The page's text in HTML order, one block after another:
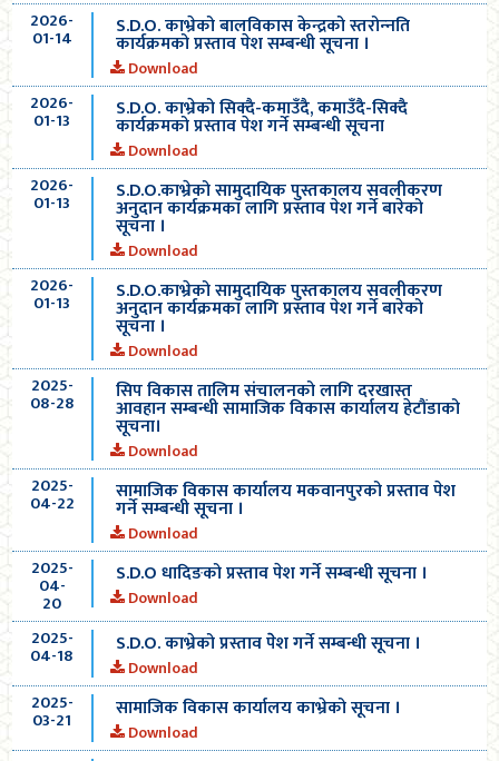
2026-
01-14 S.D.O. काभ्रेको बालविकास केन्द्रको स्तरोन्‍नति
कार्यक्रमको प्रस्ताव पेश सम्बन्धी सूचना ।
Download
2026-
01-13 S.D.O. काभ्रेको सिक्दै-कमाउँदै, कमाउँदै-सिक्दै
कार्यक्रमको प्रस्ताव पेश गर्ने सम्बन्धी सूचना
Download
2026-
01-13 S.D.O.काभ्रेको सामुदायिक पुस्तकालय सवलीकरण
अनुदान कार्यक्रमका लागि प्रस्ताव पेश गर्ने बारेको
सूचना ।
Download
2026-
01-13 S.D.O.काभ्रेको सामुदायिक पुस्तकालय सवलीकरण
अनुदान कार्यक्रमका लागि प्रस्ताव पेश गर्ने बारेको
सूचना ।
Download
2025-
08-28 सिप विकास तालिम संचालनको लागि दरखास्त
आवहान सम्बन्धी सामाजिक विकास कार्यालय हेटौंडाको
सूचना।
Download
2025-
04-22 सामाजिक विकास कार्यालय मकवानपुरको प्रस्ताव पेश
गर्ने सम्बन्धी सूचना ।
Download
2025-
04-
20
S.D.O धादिङको प्रस्ताव पेश गर्ने सम्बन्धी सूचना ।
Download
2025-
04-18 S.D.O. काभ्रेको प्रस्ताव पेेश गर्ने सम्बन्धी सूचना ।
Download
2025-
03-21 सामाजिक विकास कार्यालय काभ्रेको सूचना ।
Download